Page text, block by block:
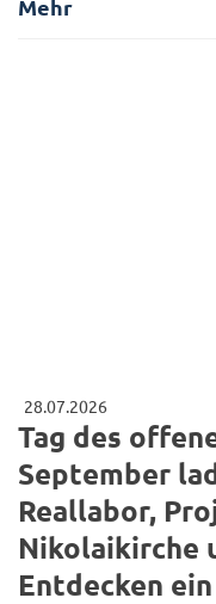
Mehr
28.07.2026
Tag des
September
Reallabor,
Nikolaikirche
Entdecken ein